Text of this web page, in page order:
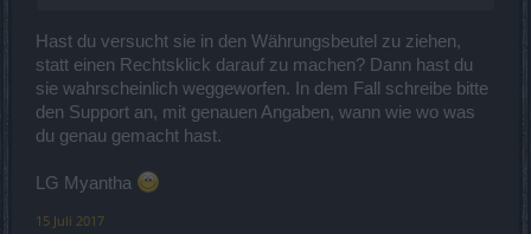
Hast du versucht sie in den Währungsbeutel zu ziehen,
statt einen Rechtsklick darauf zu machen? Dann hast du
sie wahrscheinlich weggeworfen. In dem Fall schreibe bitte
den Support an, mit genauen Angaben, wann wie wo was
du genau gemacht hast.
LG Myantha
15 Juli 2017